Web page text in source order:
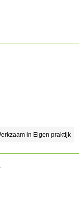
in Eigen praktijk